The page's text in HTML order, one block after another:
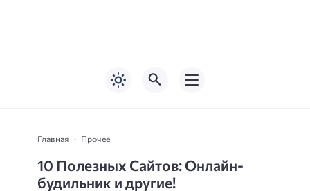
Главная Прочее
10 Полезных Сайтов: Онлайн-
будильник и другие!